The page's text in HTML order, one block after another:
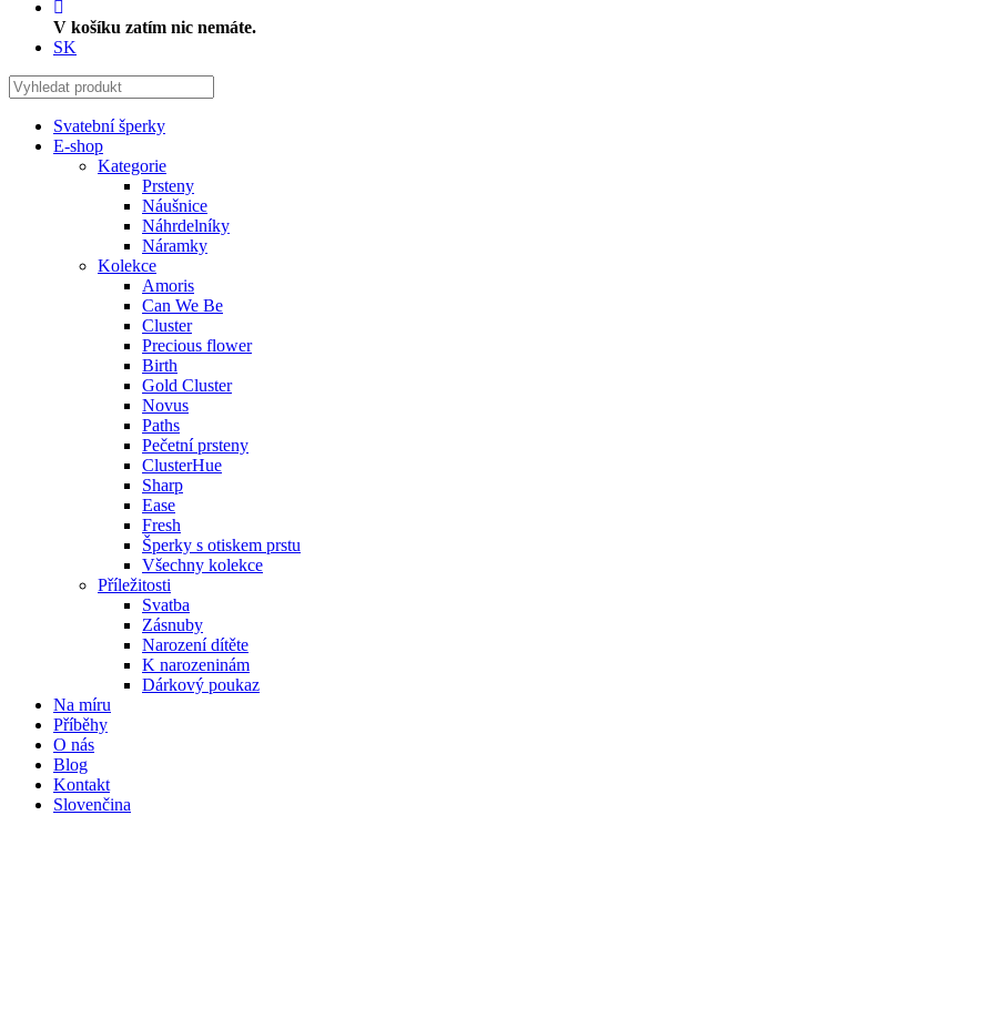
V košíku zatím nic nemáte.
SK
Svatební šperky
E-shop
Kategorie
Prsteny
Náušnice
Náhrdelníky
Náramky
Kolekce
Amoris
Can We Be
Cluster
Precious flower
Birth
Gold Cluster
Novus
Paths
Pečetní prsteny
ClusterHue
Sharp
Ease
Fresh
Šperky s otiskem prstu
Všechny kolekce
Příležitosti
Svatba
Zásnuby
Narození dítěte
K narozeninám
Dárkový poukaz
Na míru
Příběhy
O nás
Blog
Kontakt
Slovenčina